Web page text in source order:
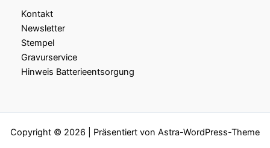
Kontakt
Newsletter
Stempel
Gravurservice
Hinweis Batterieentsorgung
Copyright © 2026 | Präsentiert von Astra-WordPress-Theme